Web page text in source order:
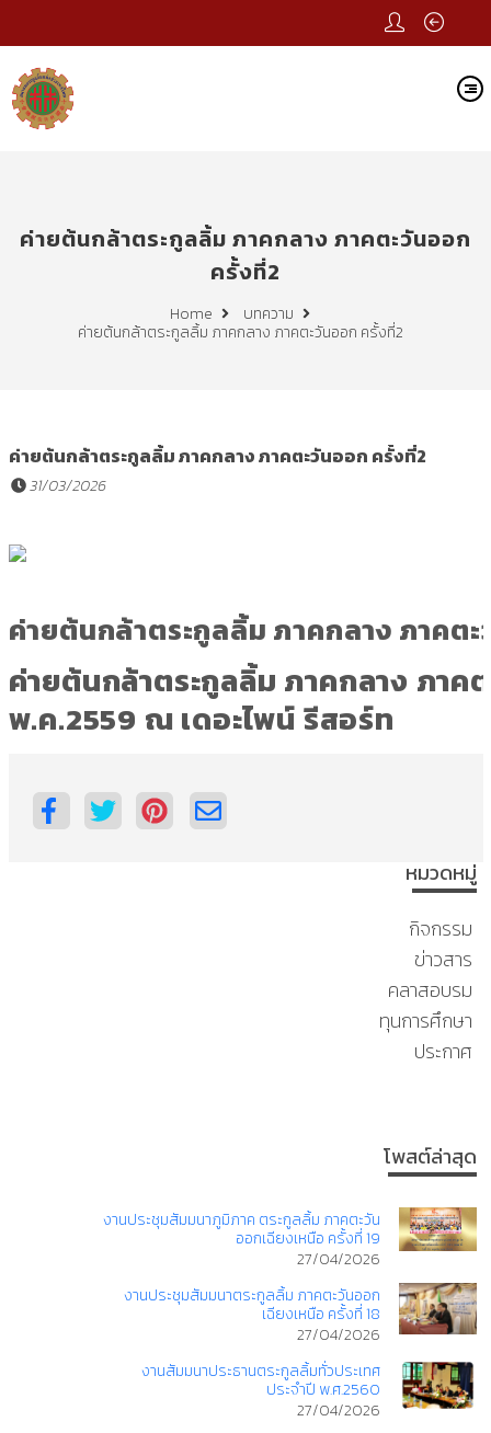
ค่ายต้นกล้าตระกูลลิ้ม ภาคกลาง ภาคตะวันออก
ครั้งที่2
Home บทความ
ค่ายต้นกล้าตระกูลลิ้ม ภาคกลาง ภาคตะวันออก ครั้งที่2
ค่ายต้นกล้าตระกูลลิ้ม ภาคกลาง ภาคตะวันออก ครั้งที่2
31/03/2026
ค่ายต้นกล้าตระกูลลิ้ม ภาคกลาง ภาคต
ค่ายต้นกล้าตระกูลลิ้ม ภาคกลาง ภาค
พ.ค.2559 ณ เดอะไพน์ รีสอร์ท
หมวดหมู่
กิจกรรม
ข่าวสาร
คลาสอบรม
ทุนการศึกษา
ประกาศ
โพสต์ล่าสุด
งานประชุมสัมมนาภูมิภาค ตระกูลลิ้ม ภาคตะวัน
ออกเฉียงเหนือ ครั้งที่ 19
27/04/2026
งานประชุมสัมมนาตระกูลลิ้ม ภาคตะวันออก
เฉียงเหนือ ครั้งที่ 18
27/04/2026
งานสัมมนาประธานตระกูลลิ้มทั่วประเทศ
ประจำปี พ.ศ.2560
27/04/2026